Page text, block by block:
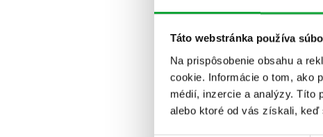
Táto webstránka používa
Na prispôsobenie obsahu a
cookie. Informácie o tom, ako
médií, inzercie a analýzy. Títo
alebo ktoré od vás získali,